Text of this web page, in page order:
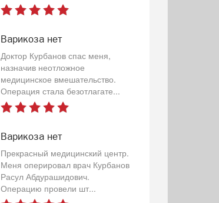
Варикоза нет
Доктор Курбанов спас меня,
назначив неотложное
медицинское вмешательство.
Операция стала безотлагате...
Варикоза нет
Прекрасный медицинский центр.
Меня оперировал врач Курбанов
Расул Абдурашидович.
Операцию провели шт...